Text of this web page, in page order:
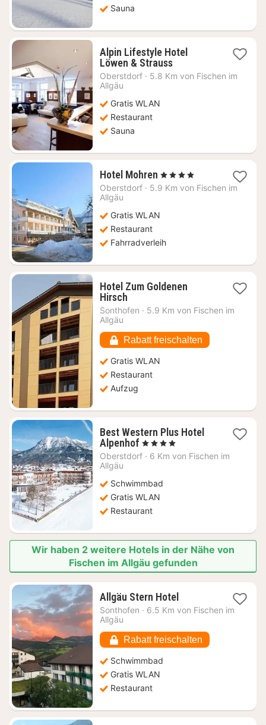
Sauna
Alpin Lifestyle Hotel
Löwen & Strauss1
Nacht
Oberstdorf · 5.8 Km von Fischen im
Allgäu
Gratis WLAN
Restaurant
Sauna
Hotel Mohren 1
Nacht
€
, 4 Sterne
Oberstdorf · 5.9 Km von Fischen im
Allgäu
Gratis WLAN
Restaurant
Fahrradverleih
Hotel Zum Goldenen
Hirsch1
Nacht
€
Sonthofen · 5.9 Km von Fischen im
Allgäu
Rabatt freischalten
Gratis WLAN
Restaurant
Aufzug
Best Western Plus Hotel
Alpenhof 1
Nacht
€
, 4 Sterne
Oberstdorf · 6 Km von Fischen im
Allgäu
Schwimmbad
Gratis WLAN
Restaurant
Wir haben 2 weitere Hotels in der Nähe von
Fischen im Allgäu gefunden
Allgäu Stern Hotel1
Nacht
€
Sonthofen · 6.5 Km von Fischen im
Allgäu
Rabatt freischalten
Schwimmbad
Gratis WLAN
Restaurant